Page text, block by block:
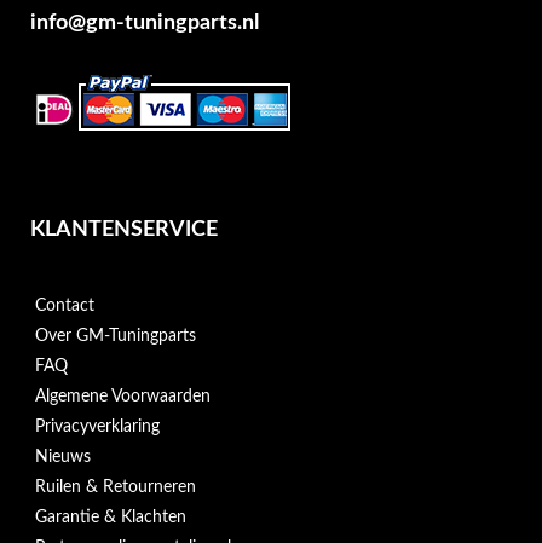
info@gm-tuningparts.nl
KLANTENSERVICE
Contact
Over GM-Tuningparts
FAQ
Algemene Voorwaarden
Privacyverklaring
Nieuws
Ruilen & Retourneren
Garantie & Klachten